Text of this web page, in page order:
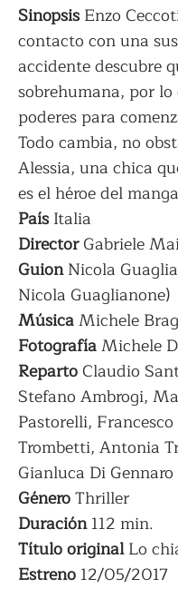
Sinopsis Enzo
contacto con una
accidente descubre
sobrehumana, por
poderes para
Todo cambia, no
Alessia, una chica
es el héroe del
País Italia
DirectorGabriele
GuionNicola
Nicola Guaglianone)
MúsicaMichele
FotografíaMichele
RepartoClaudio
Stefano Ambrogi,
Pastorelli,
Trombetti, Antonia
Gianluca Di Gennaro
GéneroThriller
Duración112 min.
TítulooriginalLo
Estreno 12/05/2017